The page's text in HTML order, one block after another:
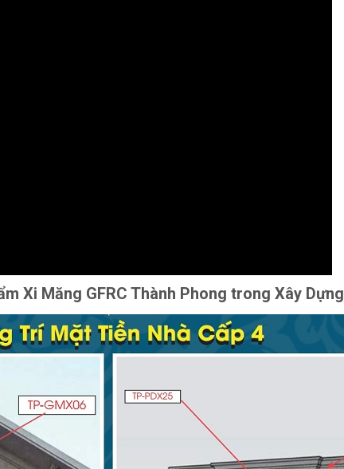
Xi Măng GFRC Thành Phong trong Xây Dựng